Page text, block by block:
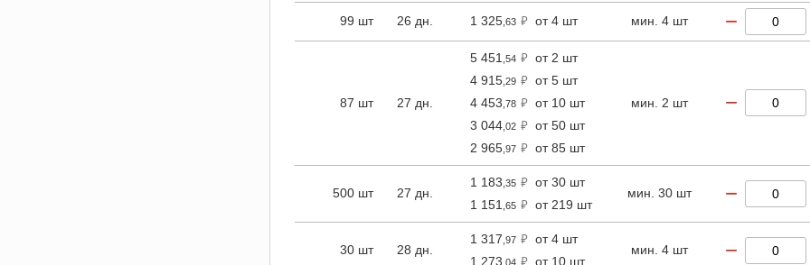
99 шт 26 дн. 1 325 ,63 от 4 шт мин. 4 шт −
87 шт 27 дн.
5 451 ,54
от 2 шт
4 915 ,29
от 5 шт
4 453 ,78
от 10 шт
3 044 ,02
от 50 шт
2 965 ,97 от 85 шт
мин. 2 шт −
500 шт 27 дн.
1 183 ,35
от 30 шт
1 151 ,65 от 219 шт
мин. 30 шт −
30 шт 28 дн.
1 317 ,97
от 4 шт
1 273 ,04 от 10 шт
мин. 4 шт −